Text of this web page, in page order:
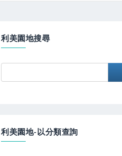
利美園地搜尋
利美園地-以分類查詢